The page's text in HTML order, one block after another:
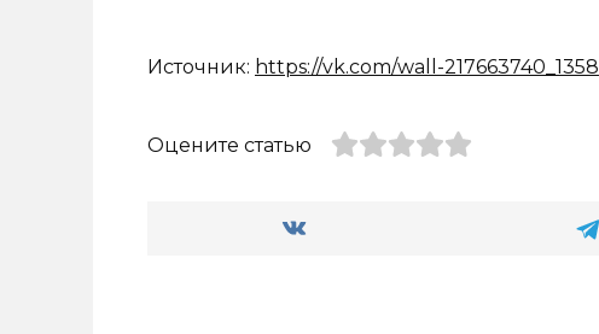
Источник: https://vk.com/wall-217663740_1358
Оцените статью